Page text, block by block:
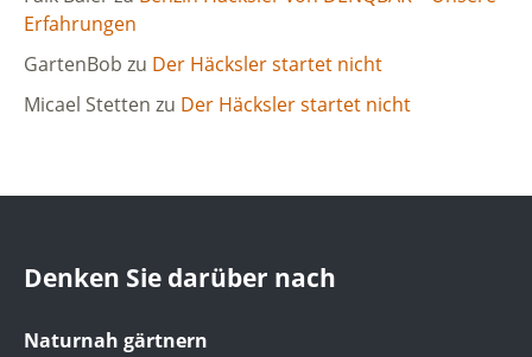
Erfahrungen
GartenBob zu Der Häcksler startet nicht
Micael Stetten zu Der Häcksler startet nicht
Denken Sie darüber nach
Naturnah gärtnern